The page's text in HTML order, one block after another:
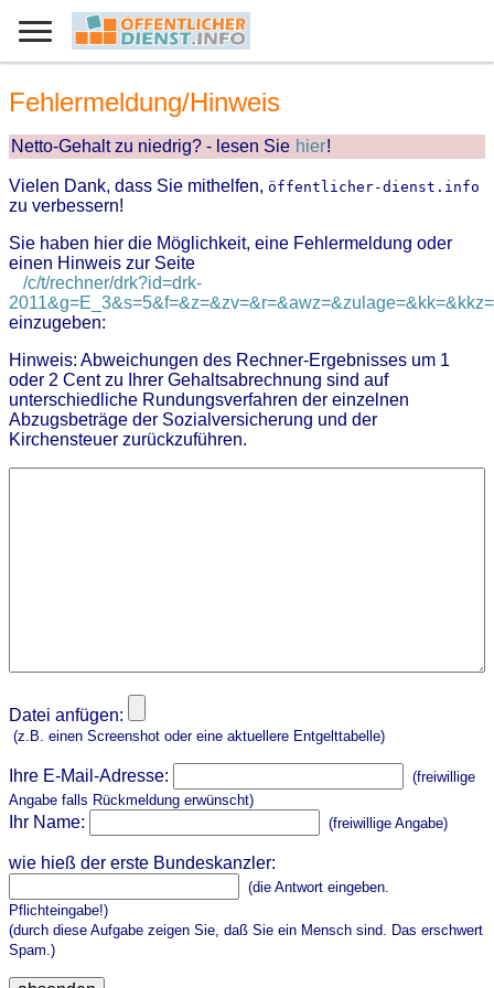
Fehlermeldung/Hinweis
Netto-Gehalt zu niedrig? - lesen Sie hier!
Vielen Dank, dass Sie mithelfen, öffentlicher-dienst.info
zu verbessern!
Sie haben hier die Möglichkeit, eine Fehlermeldung oder
einen Hinweis zur Seite
/c/t/rechner/drk?id=drk-
einzugeben:
Hinweis: Abweichungen des Rechner-Ergebnisses um 1
oder 2 Cent zu Ihrer Gehaltsabrechnung sind auf
unterschiedliche Rundungsverfahren der einzelnen
Abzugsbeträge der Sozialversicherung und der
Kirchensteuer zurückzuführen.
Datei anfügen:
(z.B. einen Screenshot oder eine aktuellere Entgelttabelle)
Ihre E-Mail-Adresse:
(freiwillige
Angabe falls Rückmeldung erwünscht)
Ihr Name: (freiwillige Angabe)
wie hieß der erste Bundeskanzler:
(die Antwort eingeben.
Pflichteingabe!)
(durch diese Aufgabe zeigen Sie, daß Sie ein Mensch sind. Das erschwert
Spam.)